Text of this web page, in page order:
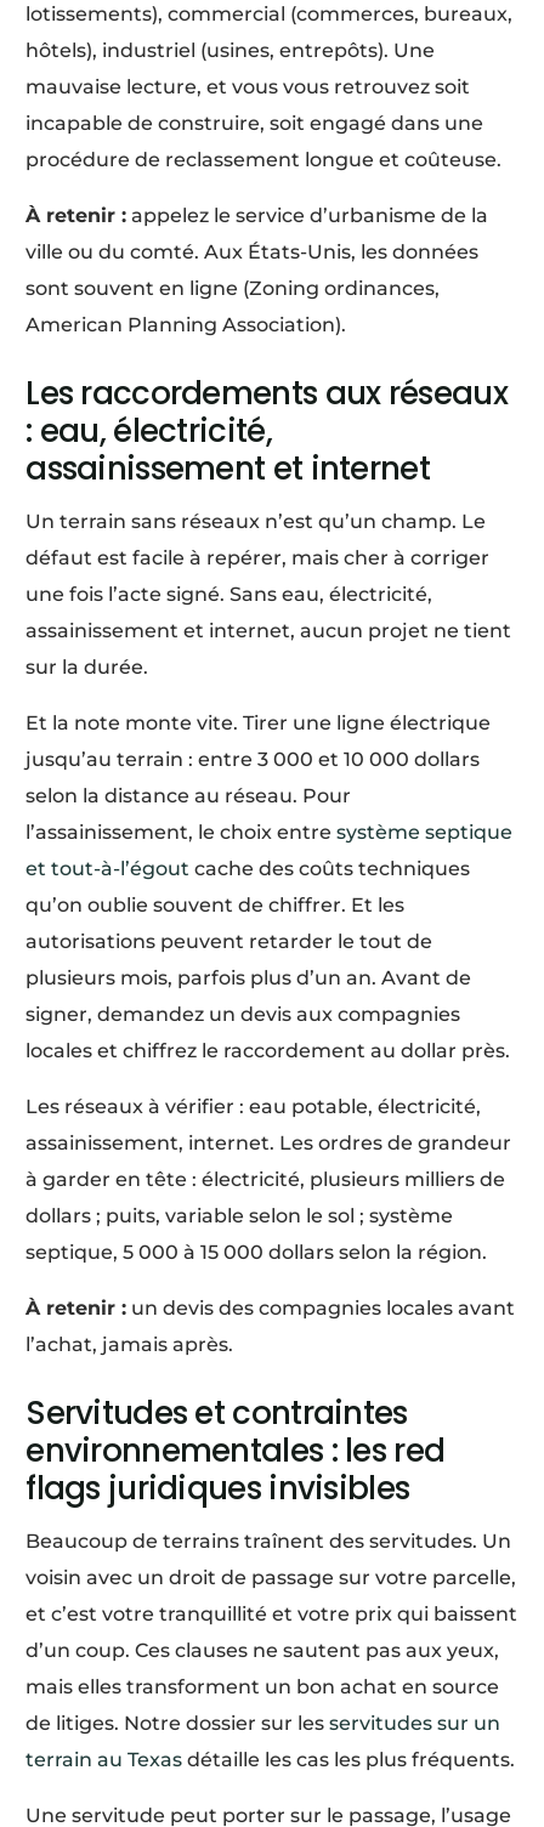
lotissements), commercial (commerces, bureaux,
hôtels), industriel (usines, entrepôts). Une
mauvaise lecture, et vous vous retrouvez soit
incapable de construire, soit engagé dans une
procédure de reclassement longue et coûteuse.
À retenir : appelez le service d’urbanisme de la
ville ou du comté. Aux États-Unis, les données
sont souvent en ligne (Zoning ordinances,
American Planning Association).
Les raccordements aux réseaux
: eau, électricité,
assainissement et internet
Un terrain sans réseaux n’est qu’un champ. Le
défaut est facile à repérer, mais cher à corriger
une fois l’acte signé. Sans eau, électricité,
assainissement et internet, aucun projet ne tient
sur la durée.
Et la note monte vite. Tirer une ligne électrique
jusqu’au terrain : entre 3 000 et 10 000 dollars
selon la distance au réseau. Pour
l’assainissement, le choix entresystème septique
et tout-à-l’égout cache des coûts techniques
qu’on oublie souvent de chiffrer. Et les
autorisations peuvent retarder le tout de
plusieurs mois, parfois plus d’un an. Avant de
signer, demandez un devis aux compagnies
locales et chiffrez le raccordement au dollar près.
Les réseaux à vérifier : eau potable, électricité,
assainissement, internet. Les ordres de grandeur
à garder en tête : électricité, plusieurs milliers de
dollars ; puits, variable selon le sol ; système
septique, 5 000 à 15 000 dollars selon la région.
À retenir : un devis des compagnies locales avant
l’achat, jamais après.
Servitudes et contraintes
environnementales : les red
flags juridiques invisibles
Beaucoup de terrains traînent des servitudes. Un
voisin avec un droit de passage sur votre parcelle,
et c’est votre tranquillité et votre prix qui baissent
d’un coup. Ces clauses ne sautent pas aux yeux,
mais elles transforment un bon achat en source
de litiges. Notre dossier sur lesservitudes sur un
terrain au Texas détaille les cas les plus fréquents.
Une servitude peut porter sur le passage, l’usage